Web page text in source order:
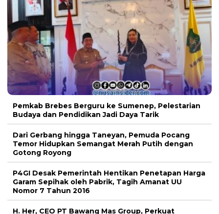
Pemkab Brebes Berguru ke Sumenep, Pelestarian
Budaya dan Pendidikan Jadi Daya Tarik
Dari Gerbang hingga Taneyan, Pemuda Pocang
Temor Hidupkan Semangat Merah Putih dengan
Gotong Royong
P4GI Desak Pemerintah Hentikan Penetapan Harga
Garam Sepihak oleh Pabrik, Tagih Amanat UU
Nomor 7 Tahun 2016
H. Her, CEO PT Bawang Mas Group, Perkuat